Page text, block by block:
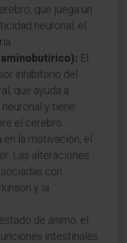
que juega un
neuronal, el
El
inhibitorio del
que ayuda a
y tiene
el cerebro.
en la motivación, el
Las alteraciones
con
y la
de ánimo, el
intestinales.